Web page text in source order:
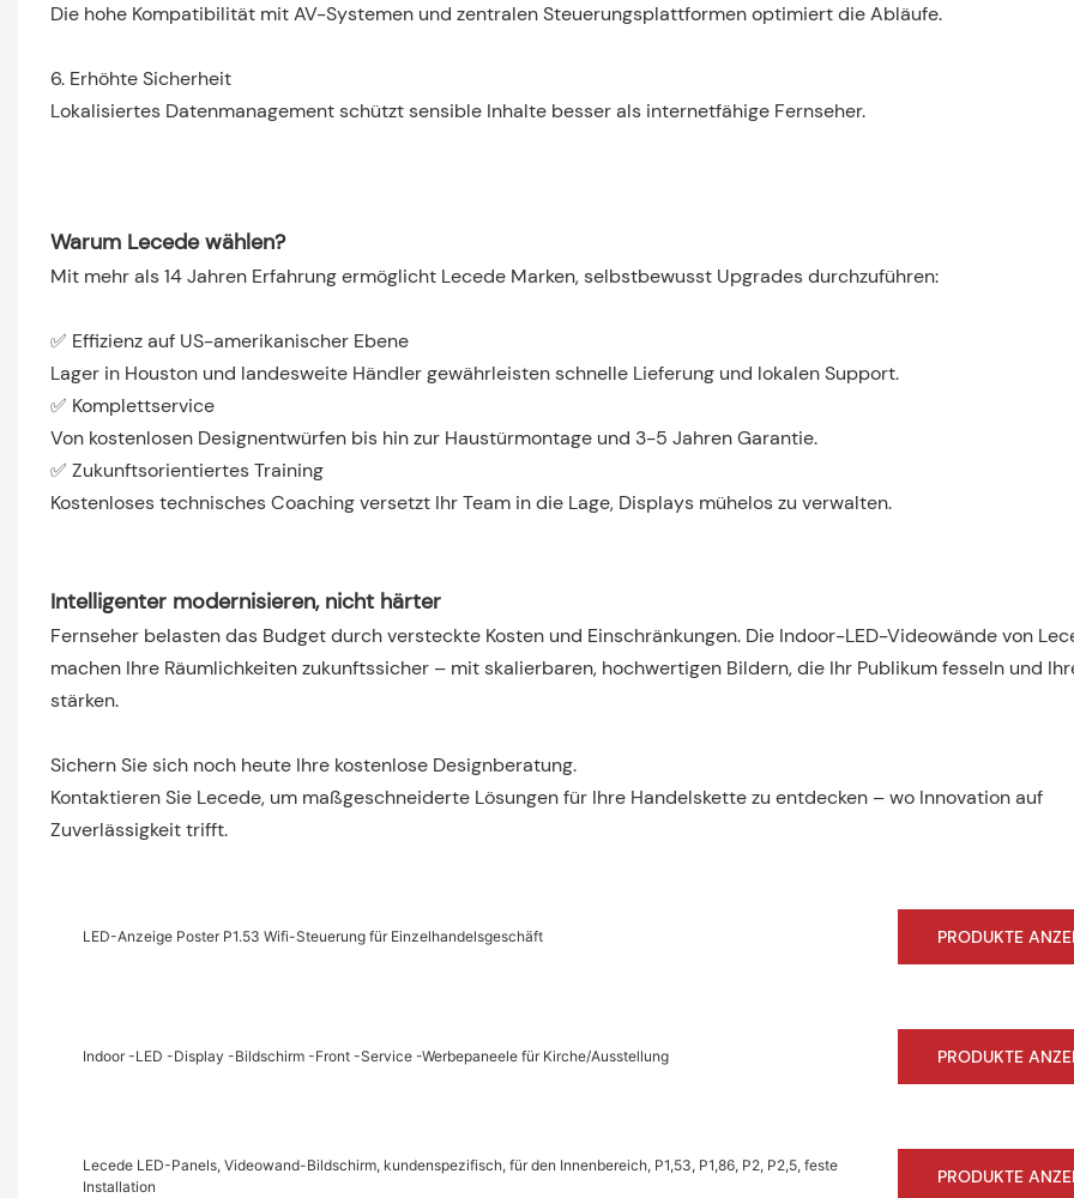
Die hohe Kompatibilität mit AV-Systemen und zentralen Steuerungsplattformen optimiert die Abläufe.
6. Erhöhte Sicherheit
Lokalisiertes Datenmanagement schützt sensible Inhalte besser als internetfähige Fernseher.
Warum Lecede wählen?
Mit mehr als 14 Jahren Erfahrung ermöglicht Lecede Marken, selbstbewusst Upgrades durchzuführen:
✅ Effizienz auf US-amerikanischer Ebene
Lager in Houston und landesweite Händler gewährleisten schnelle Lieferung und lokalen Support.
✅ Komplettservice
Von kostenlosen Designentwürfen bis hin zur Haustürmontage und 3-5 Jahren Garantie.
✅ Zukunftsorientiertes Training
Kostenloses technisches Coaching versetzt Ihr Team in die Lage, Displays mühelos zu verwalten.
Intelligenter modernisieren, nicht härter
Fernseher belasten das Budget durch versteckte Kosten und Einschränkungen. Die Indoor-LED-Videowände von
machen Ihre Räumlichkeiten zukunftssicher – mit skalierbaren, hochwertigen Bildern, die Ihr Publikum fesseln und
stärken.
Sichern Sie sich noch heute Ihre kostenlose Designberatung.
Kontaktieren Sie Lecede, um maßgeschneiderte Lösungen für Ihre Handelskette zu entdecken – wo Innovation auf
Zuverlässigkeit trifft.
LED-Anzeige Poster P1.53 Wifi-Steuerung für Einzelhandelsgeschäft PRODUKTE
Indoor -LED -Display -Bildschirm -Front -Service -Werbepaneele für Kirche/Ausstellung PRODUKTE
Lecede LED-Panels, Videowand-Bildschirm, kundenspezifisch, für den Innenbereich, P1,53, P1,86, P2, P2,5, feste
Installation
PRODUKTE